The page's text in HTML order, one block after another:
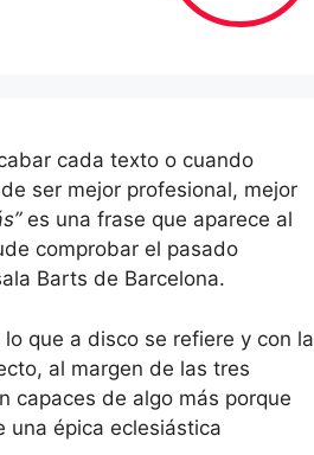
cada texto o cuando
ser mejor profesional, mejor
es una frase que aparece al
comprobar el pasado
Barts de Barcelona.
lo que a disco se refiere y con la
al margen de las tres
capaces de algo más porque
una épica eclesiástica